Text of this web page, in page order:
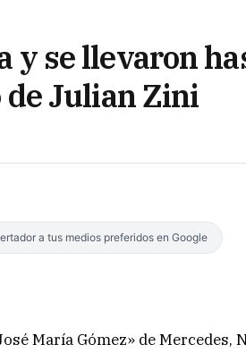
y se llevaron
de Julian Zini
a tus medios preferidos en Google
María Gómez» de Mercedes,